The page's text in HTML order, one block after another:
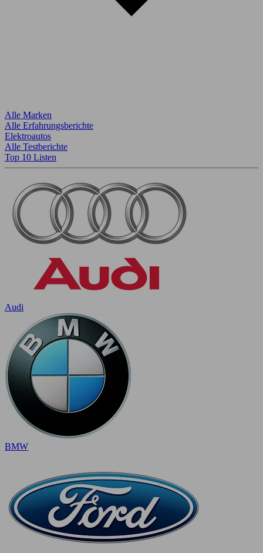
Alle Marken
Alle Erfahrungsberichte
Elektroautos
Alle Testberichte
Top 10 Listen
Audi
BMW